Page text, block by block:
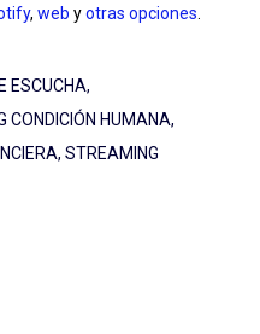
, web yotras opciones
ESCUCHA
CONDICIÓN HUMANA
STREAMING